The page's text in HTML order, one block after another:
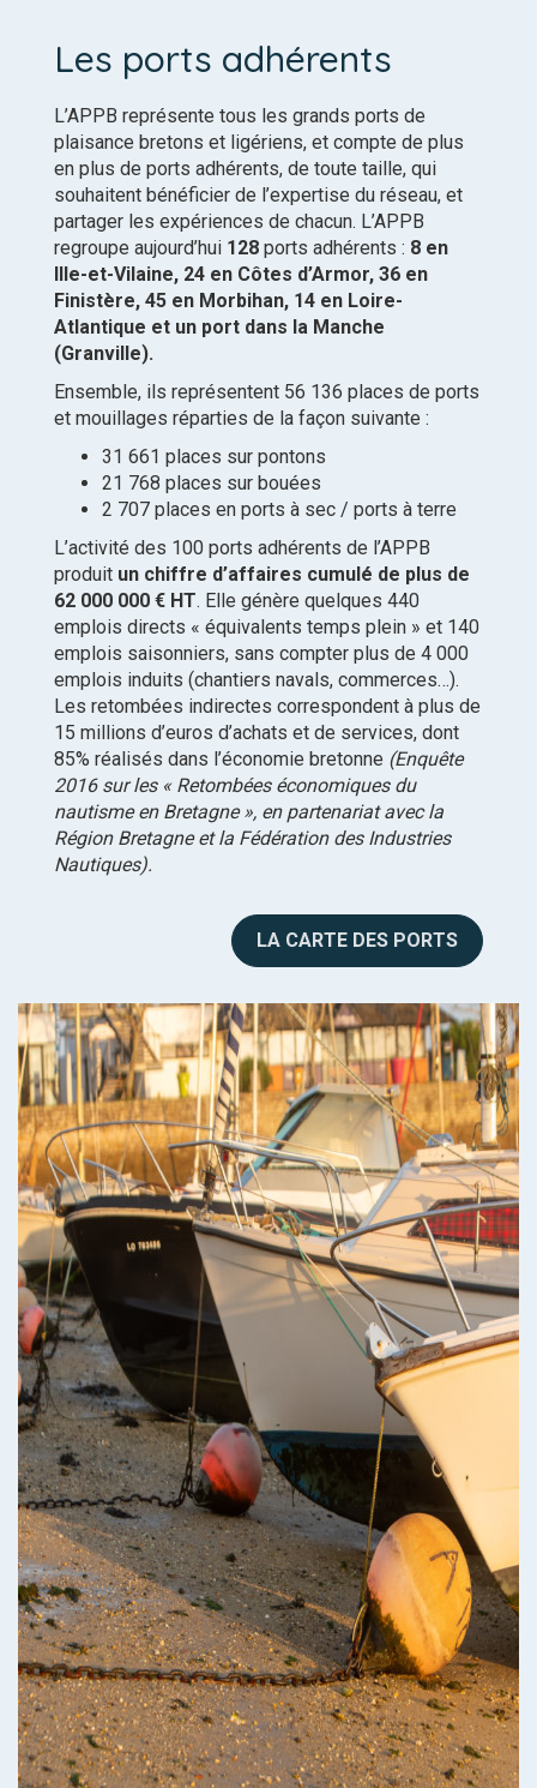
Les ports adhérents
L’APPB représente tous les grands ports de
plaisance bretons et ligériens, et compte de plus
en plus de ports adhérents, de toute taille, qui
souhaitent bénéficier de l’expertise du réseau, et
partager les expériences de chacun. L’APPB
regroupe aujourd’hui 128 ports adhérents : 8 en
Ille-et-Vilaine, 24 en Côtes d’Armor, 36 en
Finistère, 45 en Morbihan, 14 en Loire-
Atlantique et un port dans la Manche
(Granville).
Ensemble, ils représentent 56 136 places de ports
et mouillages réparties de la façon suivante :
31 661 places sur pontons
21 768 places sur bouées
2 707 places en ports à sec / ports à terre
L’activité des 100 ports adhérents de l’APPB
produit un chiffre d’affaires cumulé de plus de
62 000 000 € HT. Elle génère quelques 440
emplois directs « équivalents temps plein » et 140
emplois saisonniers, sans compter plus de 4 000
emplois induits (chantiers navals, commerces…).
Les retombées indirectes correspondent à plus de
15 millions d’euros d’achats et de services, dont
85% réalisés dans l’économie bretonne (Enquête
2016 sur les « Retombées économiques du
nautisme en Bretagne », en partenariat avec la
Région Bretagne et la Fédération des Industries
Nautiques).
LA CARTE DES PORTS